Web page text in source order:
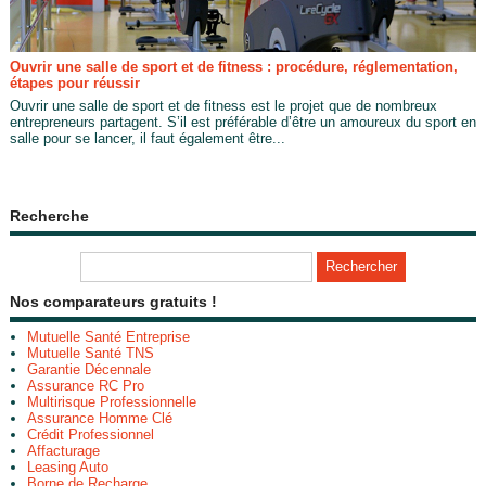
Ouvrir une salle de sport et de fitness : procédure, réglementation,
étapes pour réussir
Ouvrir une salle de sport et de fitness est le projet que de nombreux
entrepreneurs partagent. S’il est préférable d’être un amoureux du sport en
salle pour se lancer, il faut également être...
Recherche
Nos comparateurs gratuits !
Mutuelle Santé Entreprise
Mutuelle Santé TNS
Garantie Décennale
Assurance RC Pro
Multirisque Professionnelle
Assurance Homme Clé
Crédit Professionnel
Affacturage
Leasing Auto